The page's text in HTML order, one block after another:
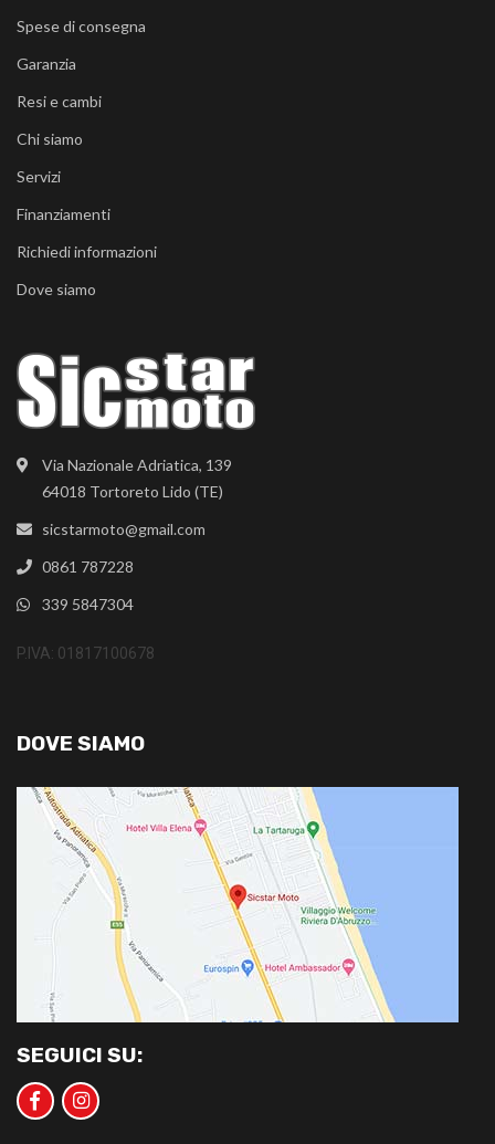
Via Nazionale Adriatica, 139
64018 Tortoreto Lido (TE)
sicstarmoto@gmail.com
0861 787228
339 5847304
P.IVA: 01817100678
Spese di consegna
Garanzia
Resi e cambi
Chi siamo
Servizi
Finanziamenti
Richiedi informazioni
Dove siamo
DOVE SIAMO
SEGUICI SU: